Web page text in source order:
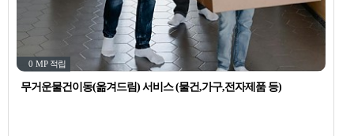
0 MP 적립
무거운물건이동(옮겨드림) 서비스 (물건,가구,전자제품 등)